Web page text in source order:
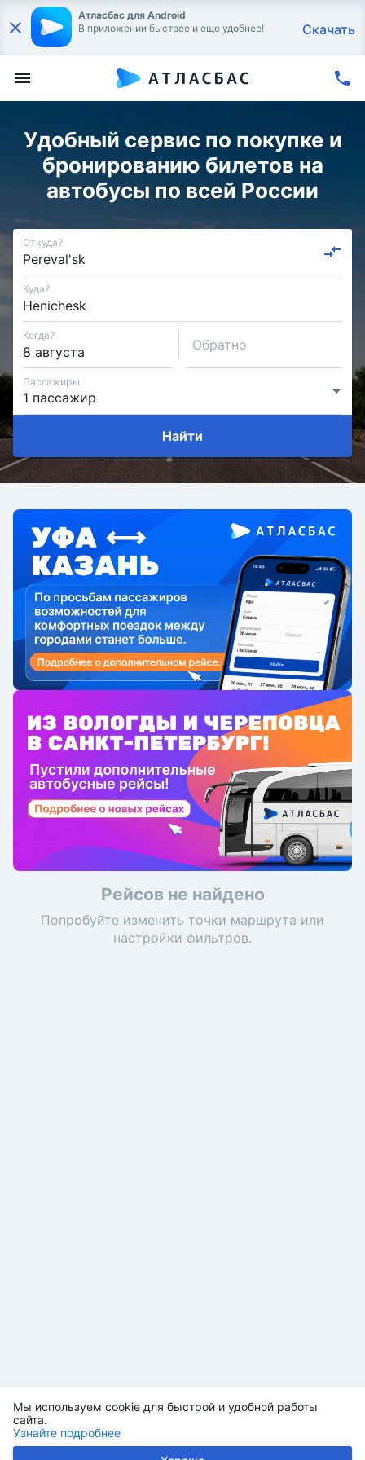
Мы используем cookie для быстрой и удобной работы
сайта.
Узнайте подробнее
Атласбас для Android
В приложении быстрее и еще удобнее!
Скачать
Удобный сервис по покупке и
бронированию билетов на
автобусы по всей России
Откуда?
Куда?
Когда?
Обратно
Пассажиры
Найти
Рейсов не найдено
Попробуйте изменить точки маршрута или
настройки фильтров.